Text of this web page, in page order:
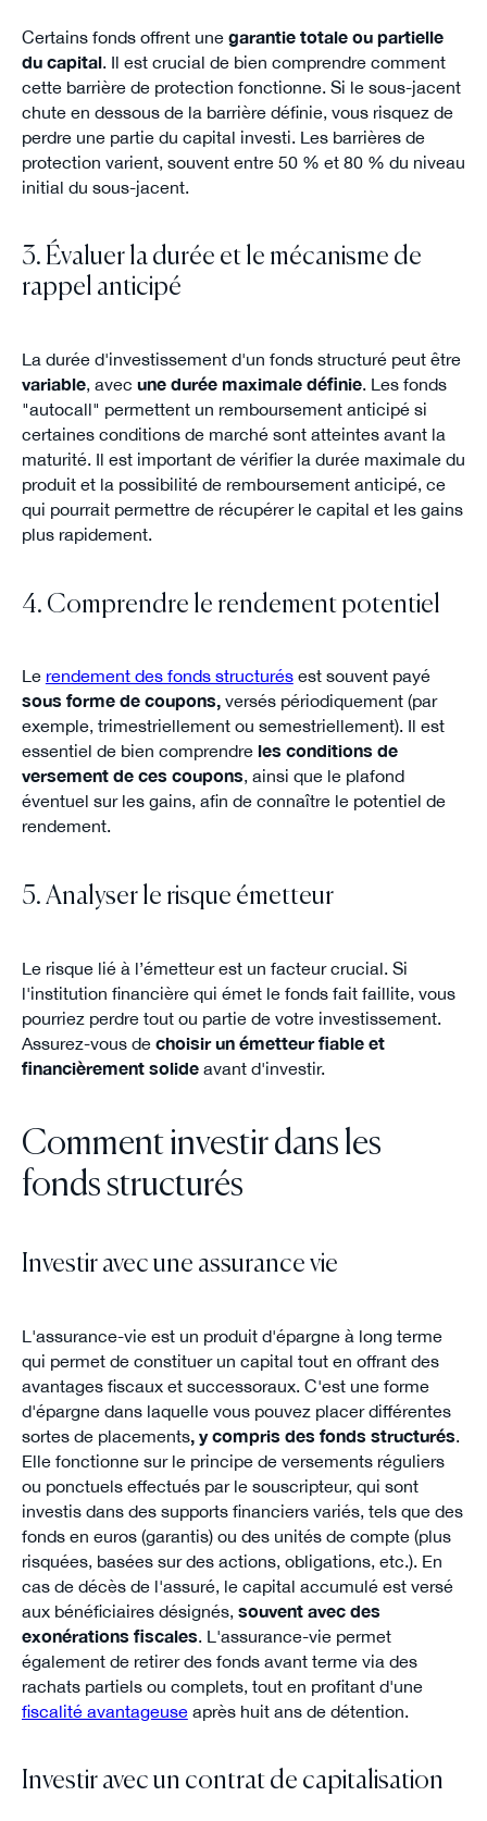
Certains fonds offrent une garantie totale ou partielle
du capital. Il est crucial de bien comprendre comment
cette barrière de protection fonctionne. Si le sous-jacent
chute en dessous de la barrière définie, vous risquez de
perdre une partie du capital investi. Les barrières de
protection varient, souvent entre 50 % et 80 % du niveau
initial du sous-jacent.
3. Évaluer la durée et le mécanisme de
rappel anticipé
La durée d'investissement d'un fonds structuré peut être
variable, avec une durée maximale définie. Les fonds
"autocall" permettent un remboursement anticipé si
certaines conditions de marché sont atteintes avant la
maturité. Il est important de vérifier la durée maximale du
produit et la possibilité de remboursement anticipé, ce
qui pourrait permettre de récupérer le capital et les gains
plus rapidement.
4. Comprendre le rendement potentiel
Le rendement des fonds structurésest souvent payé
sous forme de coupons,versés périodiquement (par
exemple, trimestriellement ou semestriellement). Il est
essentiel de bien comprendre les conditions de
versement de ces coupons, ainsi que le plafond
éventuel sur les gains, afin de connaître le potentiel de
rendement.
5. Analyser le risque émetteur
Le risque lié à l’émetteur est un facteur crucial. Si
l'institution financière qui émet le fonds fait faillite, vous
pourriez perdre tout ou partie de votre investissement.
Assurez-vous de choisir un émetteur fiable et
financièrement solideavant d'investir.
Comment investir dans les
fonds structurés
Investir avec une assurance vie
L'assurance-vie est un produit d'épargne à long terme
qui permet de constituer un capital tout en offrant des
avantages fiscaux et successoraux. C'est une forme
d'épargne dans laquelle vous pouvez placer différentes
sortes de placements, y compris des fonds structurés.
Elle fonctionne sur le principe de versements réguliers
ou ponctuels effectués par le souscripteur, qui sont
investis dans des supports financiers variés, tels que des
fonds en euros (garantis) ou des unités de compte (plus
risquées, basées sur des actions, obligations, etc.). En
cas de décès de l'assuré, le capital accumulé est versé
aux bénéficiaires désignés, souvent avec des
exonérations fiscales. L'assurance-vie permet
également de retirer des fonds avant terme via des
rachats partiels ou complets, tout en profitant d'une
fiscalité avantageuseaprès huit ans de détention.
Investir avec un contrat de capitalisation